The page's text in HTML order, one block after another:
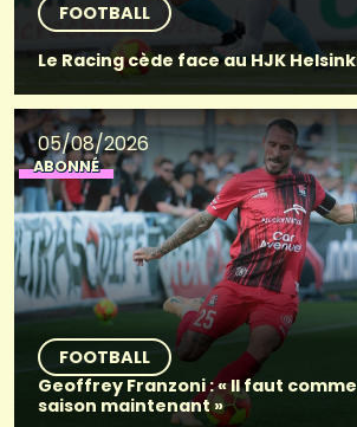
FOOTBALL
Le Racing cède face au HJK
05/08/2026
ABONNÉ
FOOTBALL
Geoffrey Franzoni : « Il faut
saison maintenant »